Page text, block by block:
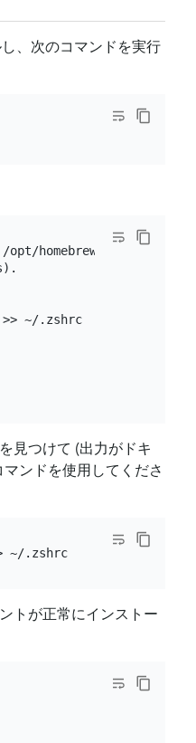
、次のコマンドを実行
homebrew,
~/.zshrc
見つけて (出力がドキ
ンドを使用してくださ
>> ~/.zshrc
トが正常にインストー